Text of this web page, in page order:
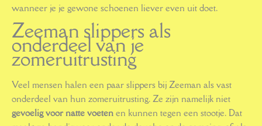
wanneer je je gewone schoenen liever even uit doet.
Zeeman slippers als
onderdeel van je
zomeruitrusting
Veel mensen halen een paar slippers bij Zeeman als vast
onderdeel van hun zomeruitrusting. Ze zijn namelijk niet
gevoelig voor natte voeten en kunnen tegen een stootje. Dat